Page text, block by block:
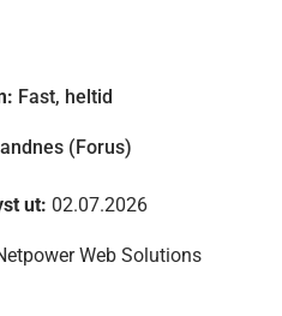
Fast, heltid
(Forus)
ut: 02.07.2026
Web Solutions